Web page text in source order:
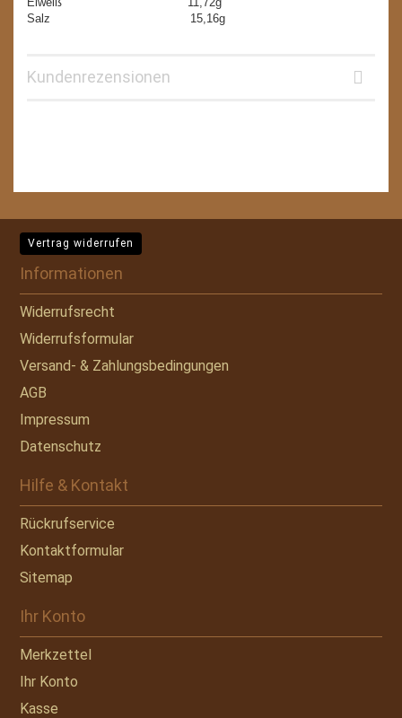
Salz 15,16g
Kundenrezensionen
Vertrag widerrufen
Informationen
Widerrufsrecht
Widerrufsformular
Versand- & Zahlungsbedingungen
AGB
Impressum
Datenschutz
Hilfe & Kontakt
Rückrufservice
Kontaktformular
Sitemap
Ihr Konto
Merkzettel
Ihr Konto
Kasse